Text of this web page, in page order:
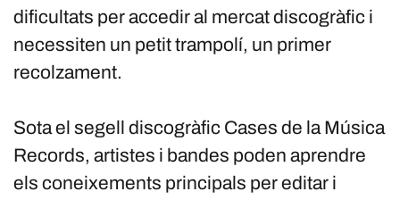
dificultats per accedir al mercat discogràfic i
necessiten un petit trampolí, un primer
recolzament.
Sota el segell discogràfic Cases de la Música
Records, artistes i bandes poden aprendre
els coneixements principals per editar i